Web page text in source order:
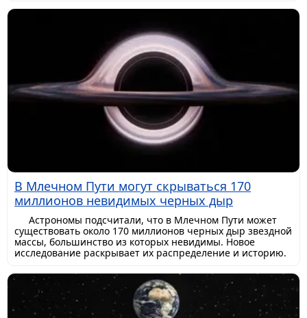
В Млечном Пути могут скрываться 170
миллионов невидимых черных дыр
Астрономы подсчитали, что в Млечном Пути может
существовать около 170 миллионов черных дыр звездной
массы, большинство из которых невидимы. Новое
исследование раскрывает их распределение и историю.